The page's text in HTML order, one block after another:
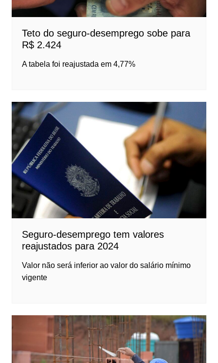
Teto do seguro-desemprego sobe para
R$ 2.424
A tabela foi reajustada em 4,77%
Seguro-desemprego tem valores
reajustados para 2024
Valor não será inferior ao valor do salário mínimo
vigente